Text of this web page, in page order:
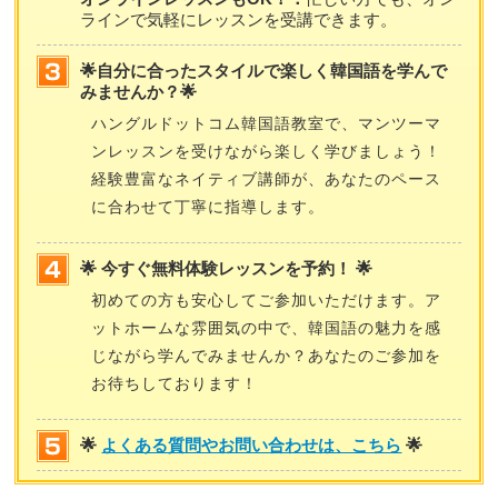
ラインで気軽にレッスンを受講できます。
🌟自分に合ったスタイルで楽しく韓国語を学んで
みませんか？🌟
ハングルドットコム韓国語教室で、マンツーマ
ンレッスンを受けながら楽しく学びましょう！
経験豊富なネイティブ講師が、あなたのペース
に合わせて丁寧に指導します。
🌟 今すぐ無料体験レッスンを予約！ 🌟
初めての方も安心してご参加いただけます。ア
ットホームな雰囲気の中で、韓国語の魅力を感
じながら学んでみませんか？あなたのご参加を
お待ちしております！
🌟 よくある質問やお問い合わせは、こちら 🌟